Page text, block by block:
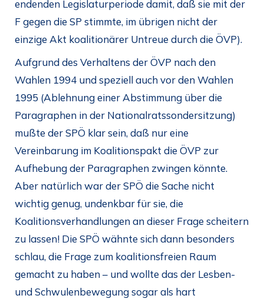
endenden Legislaturperiode damit, daß sie mit der
F gegen die SP stimmte, im übrigen nicht der
einzige Akt koalitionärer Untreue durch die ÖVP).
Aufgrund des Verhaltens der ÖVP nach den
Wahlen 1994 und speziell auch vor den Wahlen
1995 (Ablehnung einer Abstimmung über die
Paragraphen in der Nationalratssondersitzung)
mußte der SPÖ klar sein, daß nur eine
Vereinbarung im Koalitionspakt die ÖVP zur
Aufhebung der Paragraphen zwingen könnte.
Aber natürlich war der SPÖ die Sache nicht
wichtig genug, undenkbar für sie, die
Koalitionsverhandlungen an dieser Frage scheitern
zu lassen! Die SPÖ wähnte sich dann besonders
schlau, die Frage zum koalitionsfreien Raum
gemacht zu haben – und wollte das der Lesben-
und Schwulenbewegung sogar als hart